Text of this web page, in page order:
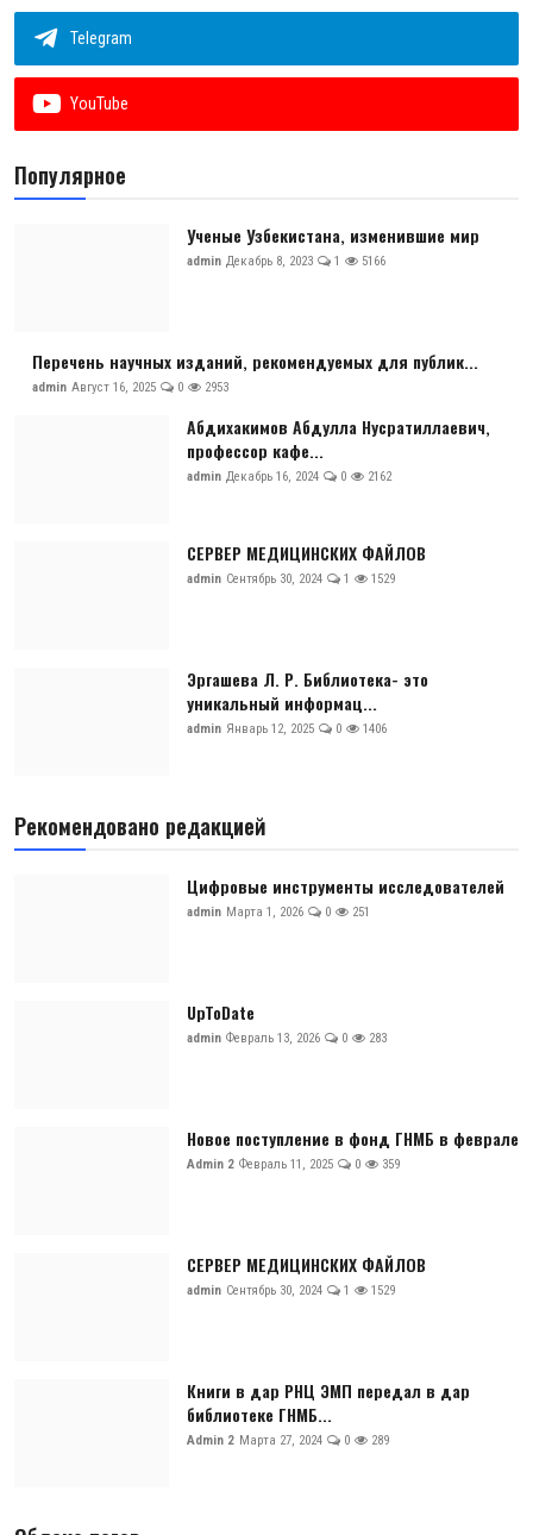
Telegram
YouTube
Популярное
Ученые Узбекистана, изменившие мир
admin Декабрь 8, 2023 1 5166
Перечень научных изданий, рекомендуемых для публик...
admin Август 16, 2025 0 2953
Абдихакимов Абдулла Нусратиллаевич,
профессор кафе...
admin Декабрь 16, 2024 0 2162
СЕРВЕР МЕДИЦИНСКИХ ФАЙЛОВ
admin Сентябрь 30, 2024 1 1529
Эргашева Л. Р. Библиотека- это
уникальный информац...
admin Январь 12, 2025 0 1406
Рекомендовано редакцией
Цифровые инструменты исследователей
admin Марта 1, 2026 0 251
UpToDate
admin Февраль 13, 2026 0 283
Новое поступление в фонд ГНМБ в феврале
Admin 2 Февраль 11, 2025 0 359
СЕРВЕР МЕДИЦИНСКИХ ФАЙЛОВ
admin Сентябрь 30, 2024 1 1529
Книги в дар РНЦ ЭМП передал в дар
библиотеке ГНМБ...
Admin 2 Марта 27, 2024 0 289